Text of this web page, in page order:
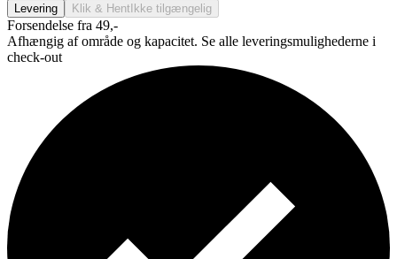
Levering Klik & Hent Ikke tilgængelig
Forsendelse fra 49,-
Afhængig af område og kapacitet. Se alle leveringsmulighederne i
check-out